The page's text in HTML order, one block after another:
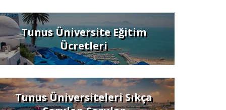
Tunus Üniversite Eğitim
Ücretleri
Tunus Üniversiteleri Sıkça